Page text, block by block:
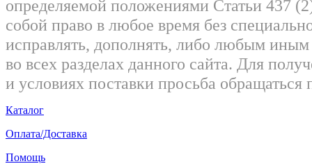
определяемой положениями Статьи 437
собой право в любое время без
исправлять, дополнять, либо любым
во всех разделах данного сайта. Для
и условиях поставки просьба
Каталог
Оплата/Доставка
Помощь